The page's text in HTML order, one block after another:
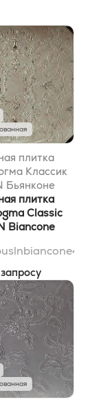
плитка
Классик
Бьянконе
плитка
Classic
Biancone